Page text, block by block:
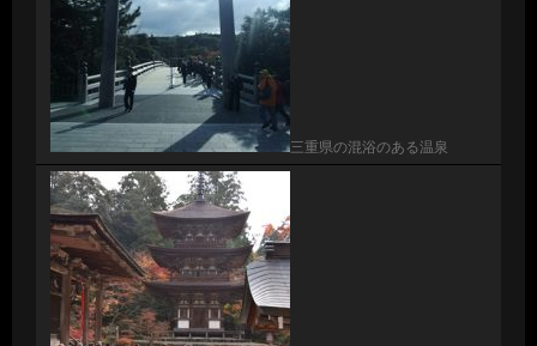
三重県の混浴のある温泉